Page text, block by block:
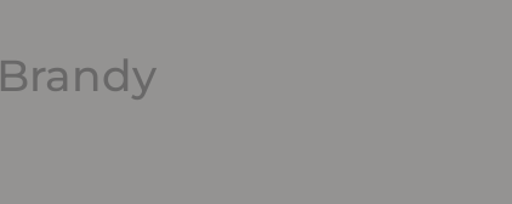
Brandy